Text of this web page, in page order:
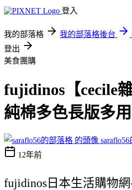
登入
我的部落格 我的部落格後台
登出
美食團購
fujidinos【cecile
純棉多色長版多
12年前
fujidinos日本生活購物網